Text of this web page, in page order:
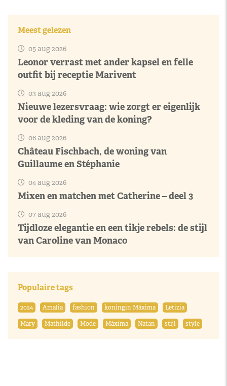
Meest gelezen
05 aug 2026
Leonor verrast met ander kapsel en felle
outfit bij receptie Marivent
03 aug 2026
Nieuwe lezersvraag: wie zorgt er eigenlijk
voor de kleding van de koning?
06 aug 2026
Château Fischbach, de woning van
Guillaume en Stéphanie
04 aug 2026
Mixen en matchen met Catherine – deel 3
07 aug 2026
Tijdloze elegantie en een tikje rebels: de stijl
van Caroline van Monaco
Populaire tags
2024 Amalia fashion koningin Máxima
Letizia
Mary
Mathilde Mode Máxima Natan stijl style